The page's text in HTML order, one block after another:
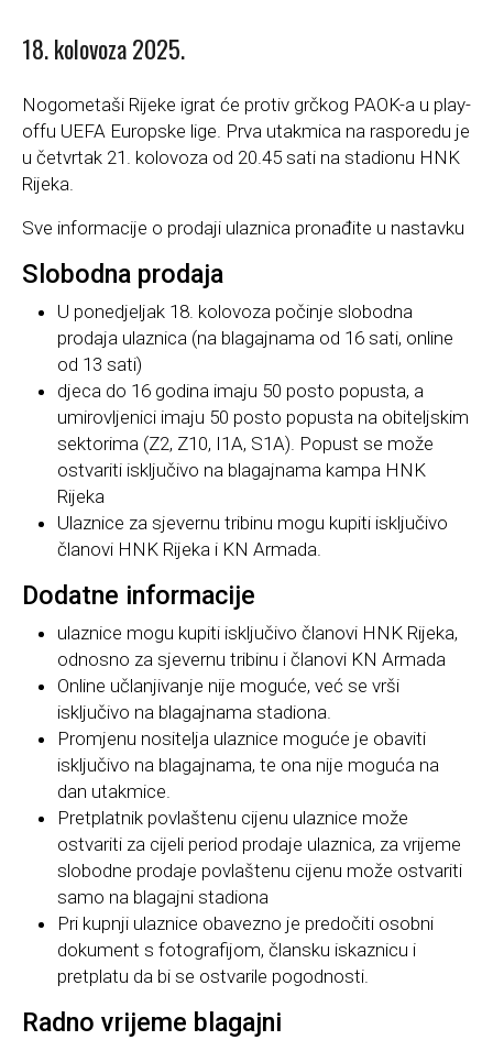
18. kolovoza 2025.
Nogometaši Rijeke igrat će protiv grčkog PAOK-a u play-
offu UEFA Europske lige. Prva utakmica na rasporedu je
u četvrtak 21. kolovoza od 20.45 sati na stadionu HNK
Rijeka.
Sve informacije o prodaji ulaznica pronađite u nastavku
Slobodna prodaja
U ponedjeljak 18. kolovoza počinje slobodna
prodaja ulaznica (na blagajnama od 16 sati, online
od 13 sati)
djeca do 16 godina imaju 50 posto popusta, a
umirovljenici imaju 50 posto popusta na obiteljskim
sektorima (Z2, Z10, I1A, S1A). Popust se može
ostvariti isključivo na blagajnama kampa HNK
Rijeka
Ulaznice za sjevernu tribinu mogu kupiti isključivo
članovi HNK Rijeka i KN Armada.
Dodatne informacije
ulaznice mogu kupiti isključivo članovi HNK Rijeka,
odnosno za sjevernu tribinu i članovi KN Armada
Online učlanjivanje nije moguće, već se vrši
isključivo na blagajnama stadiona.
Promjenu nositelja ulaznice moguće je obaviti
isključivo na blagajnama, te ona nije moguća na
dan utakmice.
Pretplatnik povlaštenu cijenu ulaznice može
ostvariti za cijeli period prodaje ulaznica, za vrijeme
slobodne prodaje povlaštenu cijenu može ostvariti
samo na blagajni stadiona
Pri kupnji ulaznice obavezno je predočiti osobni
dokument s fotografijom, člansku iskaznicu i
pretplatu da bi se ostvarile pogodnosti.
Radno vrijeme blagajni